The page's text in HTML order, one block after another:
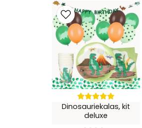
Dinosauriekalas, kit
deluxe